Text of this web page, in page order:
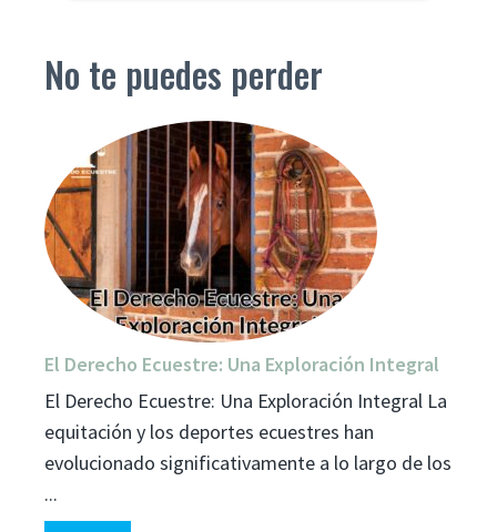
No te puedes perder
El Derecho Ecuestre: Una Exploración Integral
El Derecho Ecuestre: Una Exploración Integral La
equitación y los deportes ecuestres han
evolucionado significativamente a lo largo de los
...